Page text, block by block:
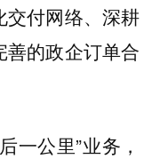
交付网络、深耕
的政企订单合
一公里”业务，